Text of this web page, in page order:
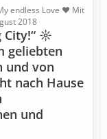
endless Love ♥ Mit
2018
City!“ ☼
geliebten
und von
nach Hause
und